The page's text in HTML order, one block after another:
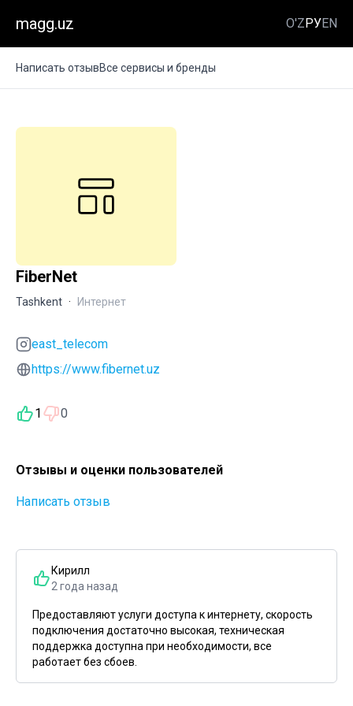
magg.uz O'ZРУEN
Написать отзывВсе сервисы и бренды
FiberNet
Tashkent · Интернет
east_telecom
https://www.fibernet.uz
1 0
Отзывы и оценки пользователей
Написать отзыв
Кирилл
2 года назад
Предоставляют услуги доступа к интернету, скорость
подключения достаточно высокая, техническая
поддержка доступна при необходимости, все
работает без сбоев.